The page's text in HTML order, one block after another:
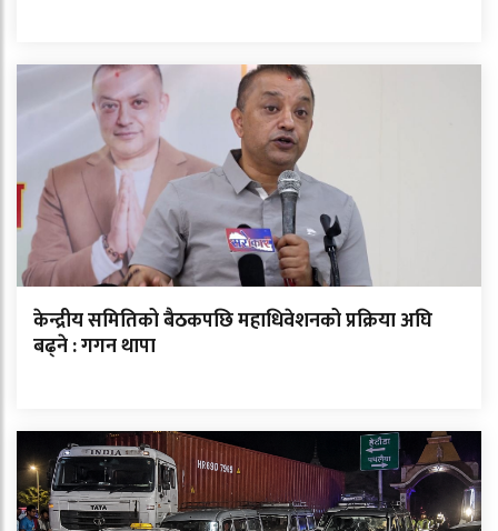
केन्द्रीय समितिको बैठकपछि महाधिवेशनको प्रक्रिया अघि
बढ्ने : गगन थापा